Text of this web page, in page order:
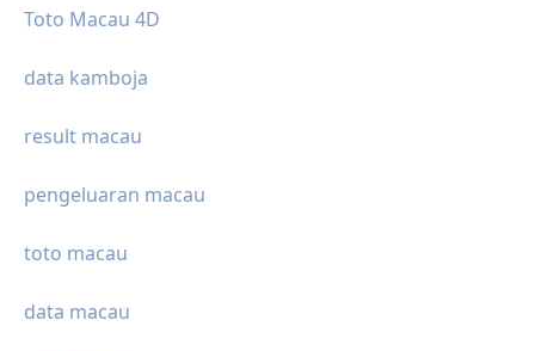
Toto Macau 4D
data kamboja
result macau
pengeluaran macau
toto macau
data macau